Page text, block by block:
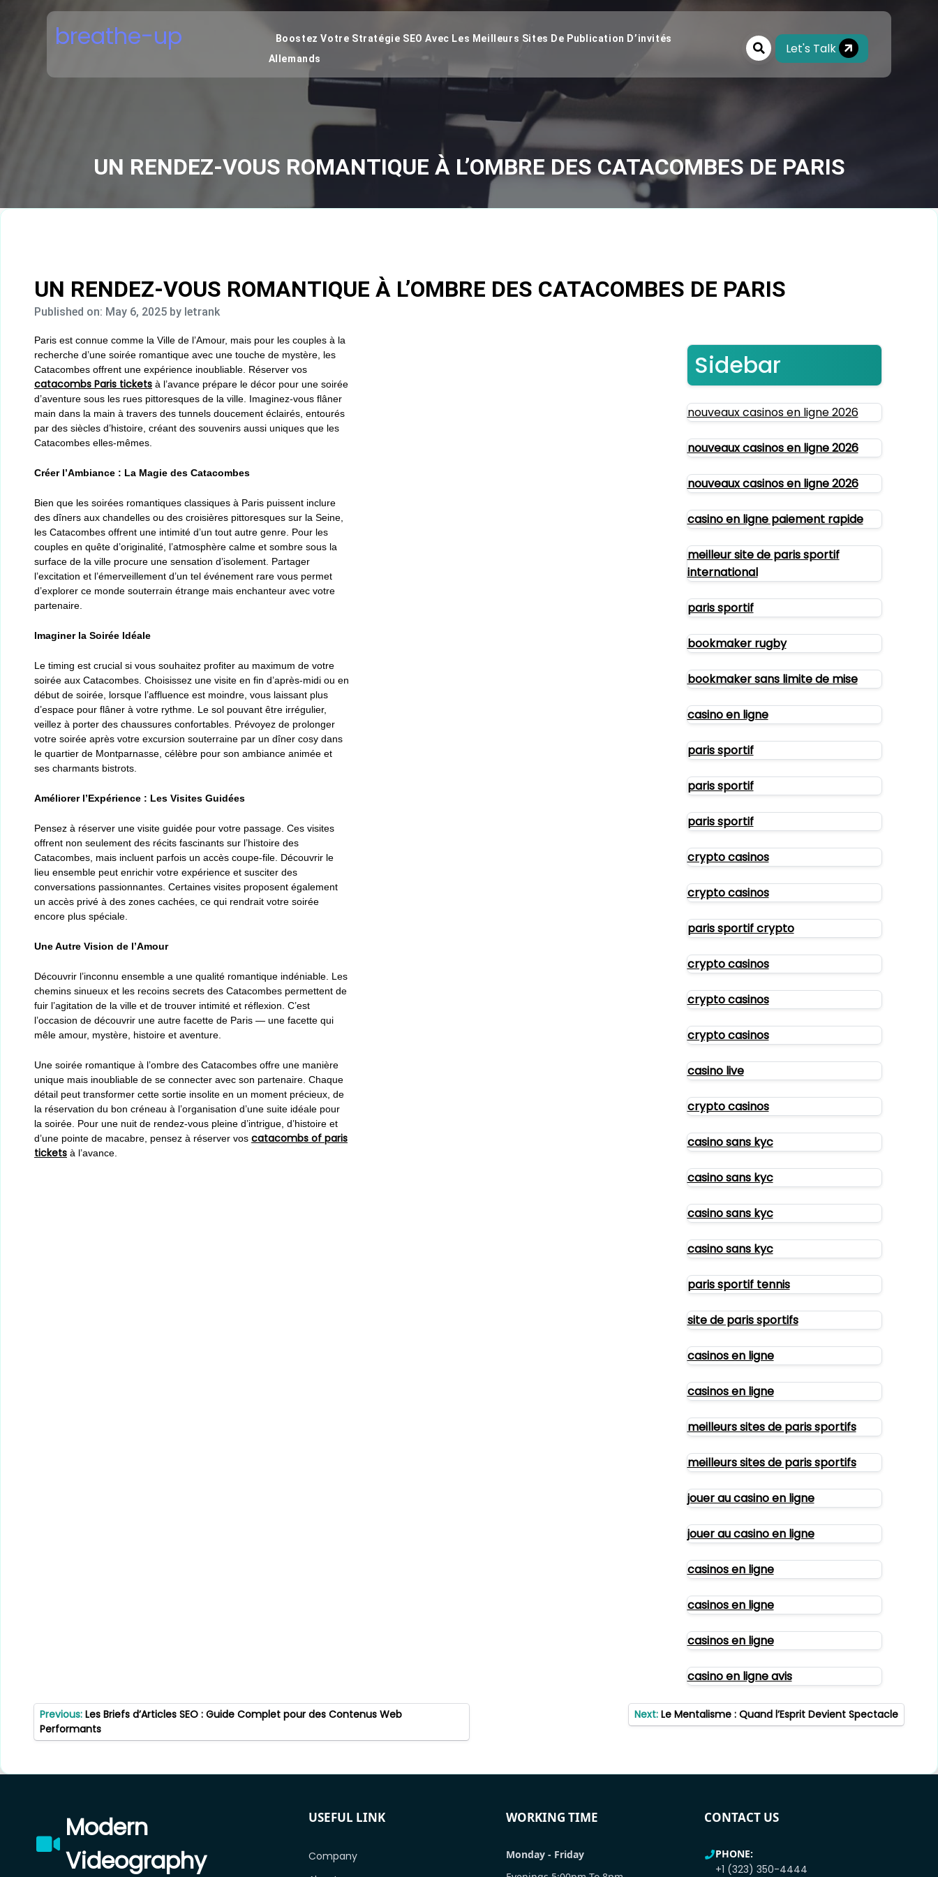
breathe-up
Boostez Votre Stratégie SEO Avec Les Meilleurs Sites De Publication D’invités
Allemands
Let's Talk
UN RENDEZ-VOUS ROMANTIQUE À L’OMBRE DES CATACOMBES DE PARIS
UN RENDEZ-VOUS ROMANTIQUE À L’OMBRE DES CATACOMBES DE PARIS
Published on: May 6, 2025 by letrank
Paris est connue comme la Ville de l’Amour, mais pour les couples à la
recherche d’une soirée romantique avec une touche de mystère, les
Catacombes offrent une expérience inoubliable. Réserver vos
catacombs Paris tickets à l’avance prépare le décor pour une soirée
d’aventure sous les rues pittoresques de la ville. Imaginez-vous flâner
main dans la main à travers des tunnels doucement éclairés, entourés
par des siècles d’histoire, créant des souvenirs aussi uniques que les
Catacombes elles-mêmes.
Créer l’Ambiance : La Magie des Catacombes
Bien que les soirées romantiques classiques à Paris puissent inclure
des dîners aux chandelles ou des croisières pittoresques sur la Seine,
les Catacombes offrent une intimité d’un tout autre genre. Pour les
couples en quête d’originalité, l’atmosphère calme et sombre sous la
surface de la ville procure une sensation d’isolement. Partager
l’excitation et l’émerveillement d’un tel événement rare vous permet
d’explorer ce monde souterrain étrange mais enchanteur avec votre
partenaire.
Imaginer la Soirée Idéale
Le timing est crucial si vous souhaitez profiter au maximum de votre
soirée aux Catacombes. Choisissez une visite en fin d’après-midi ou en
début de soirée, lorsque l’affluence est moindre, vous laissant plus
d’espace pour flâner à votre rythme. Le sol pouvant être irrégulier,
veillez à porter des chaussures confortables. Prévoyez de prolonger
votre soirée après votre excursion souterraine par un dîner cosy dans
le quartier de Montparnasse, célèbre pour son ambiance animée et
ses charmants bistrots.
Améliorer l’Expérience : Les Visites Guidées
Pensez à réserver une visite guidée pour votre passage. Ces visites
offrent non seulement des récits fascinants sur l’histoire des
Catacombes, mais incluent parfois un accès coupe-file. Découvrir le
lieu ensemble peut enrichir votre expérience et susciter des
conversations passionnantes. Certaines visites proposent également
un accès privé à des zones cachées, ce qui rendrait votre soirée
encore plus spéciale.
Une Autre Vision de l’Amour
Découvrir l’inconnu ensemble a une qualité romantique indéniable. Les
chemins sinueux et les recoins secrets des Catacombes permettent de
fuir l’agitation de la ville et de trouver intimité et réflexion. C’est
l’occasion de découvrir une autre facette de Paris — une facette qui
mêle amour, mystère, histoire et aventure.
Une soirée romantique à l’ombre des Catacombes offre une manière
unique mais inoubliable de se connecter avec son partenaire. Chaque
détail peut transformer cette sortie insolite en un moment précieux, de
la réservation du bon créneau à l’organisation d’une suite idéale pour
la soirée. Pour une nuit de rendez-vous pleine d’intrigue, d’histoire et
d’une pointe de macabre, pensez à réserver vos catacombs of paris
tickets à l’avance.
Sidebar
nouveaux casinos en ligne 2026
nouveaux casinos en ligne 2026
nouveaux casinos en ligne 2026
casino en ligne paiement rapide
meilleur site de paris sportif
international
paris sportif
bookmaker rugby
bookmaker sans limite de mise
casino en ligne
paris sportif
paris sportif
paris sportif
crypto casinos
crypto casinos
paris sportif crypto
crypto casinos
crypto casinos
crypto casinos
casino live
crypto casinos
casino sans kyc
casino sans kyc
casino sans kyc
casino sans kyc
paris sportif tennis
site de paris sportifs
casinos en ligne
casinos en ligne
meilleurs sites de paris sportifs
meilleurs sites de paris sportifs
jouer au casino en ligne
jouer au casino en ligne
casinos en ligne
casinos en ligne
casinos en ligne
casino en ligne avis
Post
navigation
Previous: Les Briefs d’Articles SEO : Guide Complet pour des Contenus Web
Performants
Next: Le Mentalisme : Quand l’Esprit Devient Spectacle
Modern
Videography
USEFUL LINK
Company
WORKING TIME
Monday - Friday
CONTACT US
PHONE:
+1 (323) 350-4444